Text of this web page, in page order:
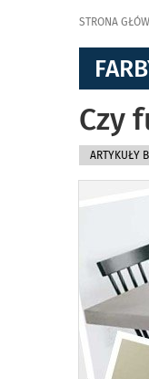
STRONA
Czy
ARTYKUŁY